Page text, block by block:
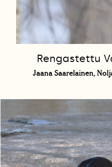
Rengastettu
Jaana Saarelainen,